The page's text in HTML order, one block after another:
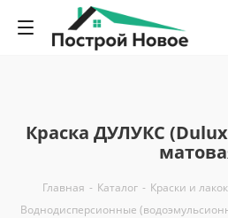
Краска ДУЛУКС
Главная - Каталог - Краски и
Воднодисперсионные